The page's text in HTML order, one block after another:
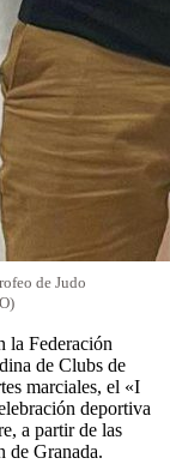
de Judo
la Federación
de Clubs de
marciales, el «I
deportiva
a partir de las
de Granada.